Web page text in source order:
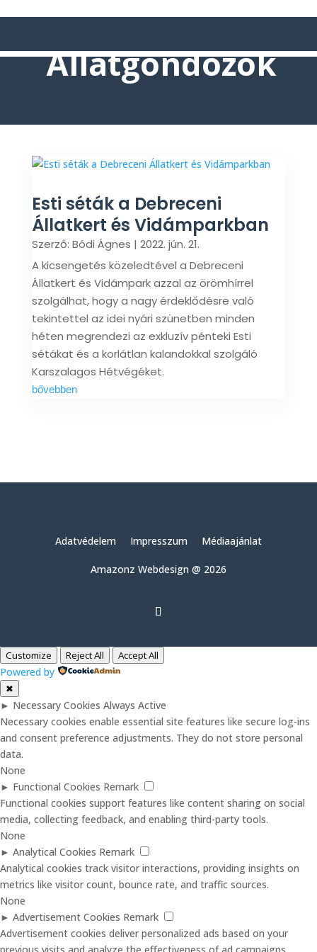
Állatgondozók
Esti séták a Debreceni
Állatkert és Vidámparkban
Szerző: Bódi Ágnes | 2022. jún. 21.
A kicsengetés közeledtével a Debreceni
Állatkert és Vidámpark azzal az örömhírrel
szolgálhat, hogy a nagy érdeklődésre való
tekintettel az idei nyári szünetben minden
héten megrendezi az exkluzív pénteki Esti
sétákat és a korlátlan kalandokkal szolgáló
Karszalagos Hétvégéket.
bővebben
Adatvédelem Impresszum Médiaajánlat
Amazonz Webdesign @ 2026
Customize Reject All Accept All
Powered by
✖
► Necessary Cookies Always Active
Necessary cookies enable essential site features like secure log-ins
and consent preference adjustments. They do not store personal
data.
None
► Functional Cookies Remark
Functional cookies support features like content sharing on social
media, collecting feedback, and enabling third-party tools.
None
► Analytical Cookies Remark
Analytical cookies track visitor interactions, providing insights on
metrics like visitor count, bounce rate, and traffic sources.
None
► Advertisement Cookies Remark
Advertisement cookies deliver personalized ads based on your